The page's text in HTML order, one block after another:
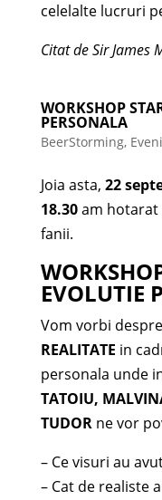
celelalte lucruri
Citat de Sir James
WORKSHOP
PERSONALA
BeerStorming,
Joia asta, 22
18.30am hotarat
fanii.
EVOLUTIE
Vom vorbi despre
REALITATE in
personala unde
TATOIU,
TUDORne vor
– Ce visuri au
– Cat de realiste